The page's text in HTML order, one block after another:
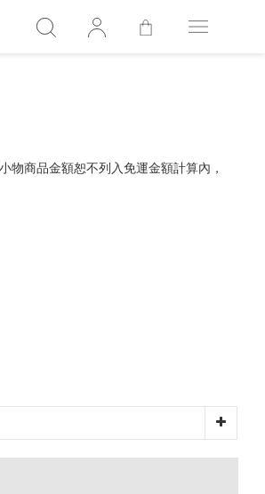
物商品金額恕不列入免運金額計算內，